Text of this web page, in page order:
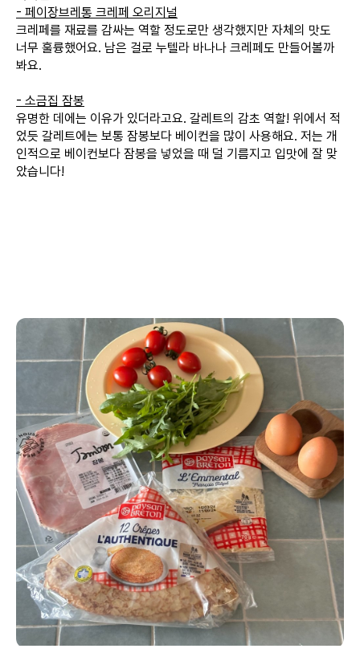
- 페이장브레통 크레페 오리지널
크레페를 재료를 감싸는 역할 정도로만 생각했지만 자체의 맛도
너무 훌륭했어요. 남은 걸로 누텔라 바나나 크레페도 만들어볼까
봐요.
- 소금집 잠봉
유명한 데에는 이유가 있더라고요. 갈레트의 감초 역할! 위에서 적
었듯 갈레트에는 보통 잠봉보다 베이컨을 많이 사용해요. 저는 개
인적으로 베이컨보다 잠봉을 넣었을 때 덜 기름지고 입맛에 잘 맞
았습니다!